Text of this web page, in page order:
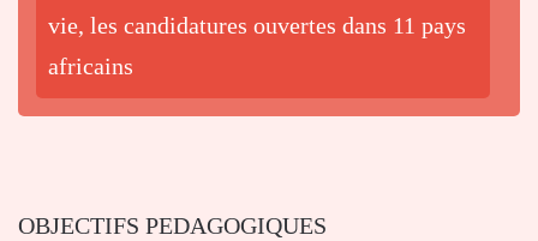
vie, les candidatures ouvertes dans 11 pays
africains
OBJECTIFS PEDAGOGIQUES